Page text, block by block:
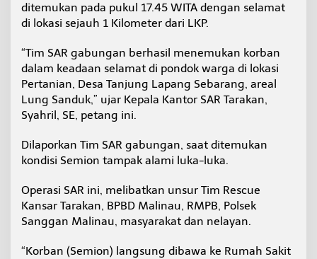
k
a
ditemukan pada pukul 17.45 WITA dengan selamat
di lokasi sejauh 1 Kilometer dari LKP.
“Tim SAR gabungan berhasil menemukan korban
dalam keadaan selamat di pondok warga di lokasi
Pertanian, Desa Tanjung Lapang Sebarang, areal
Lung Sanduk,” ujar Kepala Kantor SAR Tarakan,
Syahril, SE, petang ini.
Dilaporkan Tim SAR gabungan, saat ditemukan
kondisi Semion tampak alami luka-luka.
Operasi SAR ini, melibatkan unsur Tim Rescue
Kansar Tarakan, BPBD Malinau, RMPB, Polsek
Sanggan Malinau, masyarakat dan nelayan.
“Korban (Semion) langsung dibawa ke Rumah Sakit